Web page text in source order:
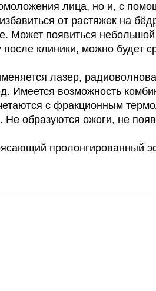
лица, но и, с
от растяжек на
Может появиться
клиники, можно будет
лазер,
Имеется возможность
с фракционным
образуются ожоги, не
пролонгированный